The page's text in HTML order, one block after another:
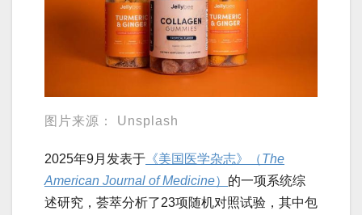
图片来源： Unsplash
2025年9月发表于 《美国医学杂志》（The
American Journal of Medicine） 的一项系统综
述研究，荟萃分析了23项随机对照试验，其中包